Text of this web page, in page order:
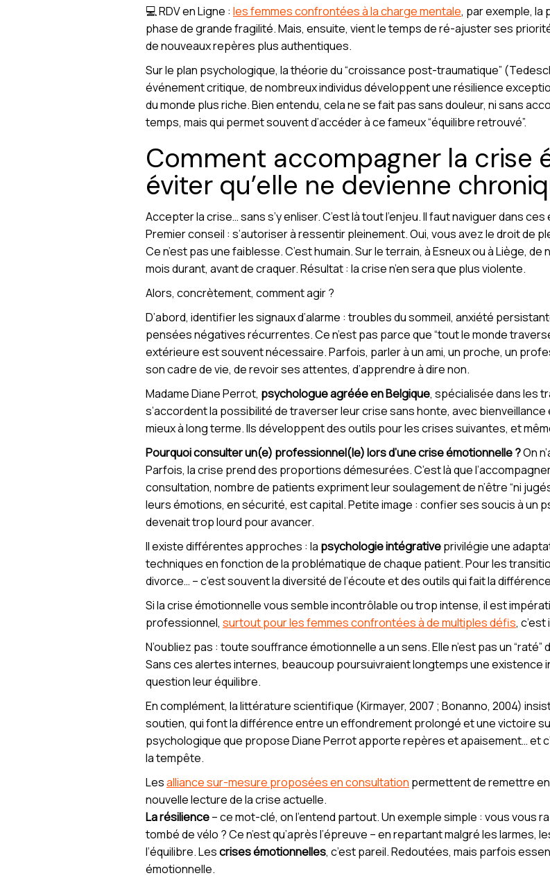
💻 RDV en Ligne : les femmes confrontées à la charge mentale, par exemple,
phase de grande fragilité. Mais, ensuite, vient le temps de ré-ajuster ses
de nouveaux repères plus authentiques.
Sur le plan psychologique, la théorie du “croissance post-traumatique”
événement critique, de nombreux individus développent une résilience
du monde plus riche. Bien entendu, cela ne se fait pas sans douleur, ni sans
temps, mais qui permet souvent d’accéder à ce fameux “équilibre retrouvé”.
Comment accompagner la crise
éviter qu’elle ne devienne
Accepter la crise… sans s’y enliser. C’est là tout l’enjeu. Il faut naviguer dans
Premier conseil : s’autoriser à ressentir pleinement. Oui, vous avez le droit de
Ce n’est pas une faiblesse. C’est humain. Sur le terrain, à Esneux ou à Liège,
mois durant, avant de craquer. Résultat : la crise n’en sera que plus violente.
Alors, concrètement, comment agir ?
D’abord, identifier les signaux d’alarme : troubles du sommeil, anxiété
pensées négatives récurrentes. Ce n’est pas parce que “tout le monde
extérieure est souvent nécessaire. Parfois, parler à un ami, un proche, un
son cadre de vie, de revoir ses attentes, d’apprendre à dire non.
Madame Diane Perrot, psychologue agréée en Belgique, spécialisée dans les
s’accordent la possibilité de traverser leur crise sans honte, avec
mieux à long terme. Ils développent des outils pour les crises suivantes, et
Pourquoi consulter un(e) professionnel(le) lors d’une crise émotionnelle ?On
Parfois, la crise prend des proportions démesurées. C’est là que
consultation, nombre de patients expriment leur soulagement de n’être “ni
leurs émotions, en sécurité, est capital. Petite image : confier ses soucis à un
devenait trop lourd pour avancer.
Il existe différentes approches : la psychologie intégrativeprivilégie une
techniques en fonction de la problématique de chaque patient. Pour les
divorce… – c’est souvent la diversité de l’écoute et des outils qui fait la
Si la crise émotionnelle vous semble incontrôlable ou trop intense, il est
professionnel, surtout pour les femmes confrontées à de multiples défis,
N’oubliez pas : toute souffrance émotionnelle a un sens. Elle n’est pas un
Sans ces alertes internes, beaucoup poursuivraient longtemps une existence
question leur équilibre.
En complément, la littérature scientifique (Kirmayer, 2007 ; Bonanno, 2004)
soutien, qui font la différence entre un effondrement prolongé et une victoire
psychologique que propose Diane Perrot apporte repères et apaisement… et
la tempête.
Lesalliance sur-mesure proposées en consultation permettent de remettre en
nouvelle lecture de la crise actuelle.
La résilience– ce mot-clé, on l’entend partout. Un exemple simple : vous vous
tombé de vélo ? Ce n’est qu’après l’épreuve – en repartant malgré les larmes,
l’équilibre. Lescrises émotionnelles, c’est pareil. Redoutées, mais parfois
émotionnelle.